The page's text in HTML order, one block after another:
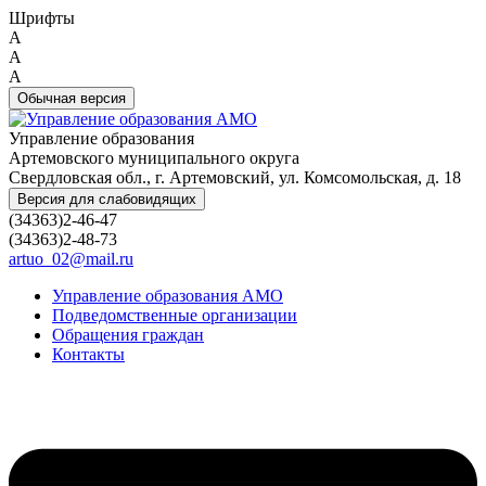
Шрифты
A
A
A
Обычная версия
Управление образования
Артемовского муниципального округа
Свердловская обл., г. Артемовский, ул. Комсомольская, д. 18
Версия для слабовидящих
(34363)2-46-47
(34363)2-48-73
artuo_02@mail.ru
Управление образования АМО
Подведомственные организации
Обращения граждан
Контакты